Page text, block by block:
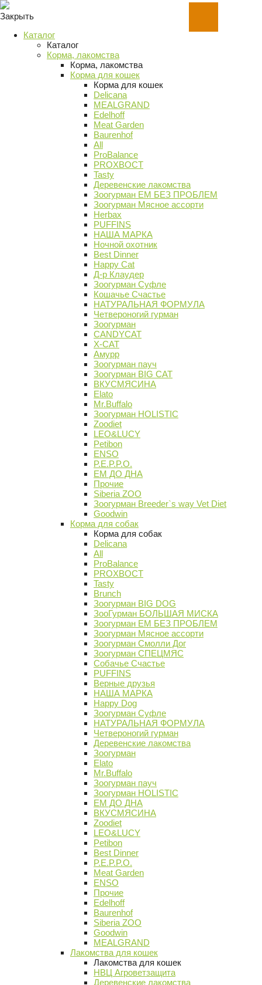
Закрыть
Каталог
Каталог
Корма, лакомства
Корма, лакомства
Корма для кошек
Корма для кошек
Delicana
MEALGRAND
Edelhoff
Meat Garden
Baurenhof
All
ProBalance
PROХВОСТ
Tasty
Деревенские лакомства
Зоогурман ЕМ БЕЗ ПРОБЛЕМ
Зоогурман Мясное ассорти
Herbax
PUFFINS
НАША МАРКА
Ночной охотник
Best Dinner
Happy Cat
Д-р Клаудер
Зоогурман Суфле
Кошачье Счастье
НАТУРАЛЬНАЯ ФОРМУЛА
Четвероногий гурман
Зоогурман
CANDYCAT
X-CAT
Амурр
Зоогурман пауч
Зоогурман BIG CAT
ВКУСМЯСИНА
Elato
Mr.Buffalo
Зоогурман HOLISTIC
Zoodiet
LEO&LUCY
Petibon
ENSO
P.E.P.P.O.
ЕМ ДО ДНА
Прочие
Siberia ZOO
Зоогурман Breeder`s way Vet Diet
Goodwin
Корма для собак
Корма для собак
Delicana
All
ProBalance
PROХВОСТ
Tasty
Brunch
Зоогурман BIG DOG
ЗооГурман БОЛЬШАЯ МИСКА
Зоогурман ЕМ БЕЗ ПРОБЛЕМ
Зоогурман Мясное ассорти
Зоогурман Смолли Дог
Зоогурман СПЕЦМЯС
Собачье Счастье
PUFFINS
Верные друзья
НАША МАРКА
Happy Dog
Зоогурман Суфле
НАТУРАЛЬНАЯ ФОРМУЛА
Четвероногий гурман
Деревенские лакомства
Зоогурман
Elato
Mr.Buffalo
Зоогурман пауч
Зоогурман HOLISTIC
ЕМ ДО ДНА
ВКУСМЯСИНА
Zoodiet
LEO&LUCY
Petibon
Best Dinner
P.E.P.P.O.
Meat Garden
ENSO
Прочие
Edelhoff
Baurenhof
Siberia ZOO
Goodwin
MEALGRAND
Лакомства для кошек
Лакомства для кошек
НВЦ Агроветзащита
Деревенские лакомства